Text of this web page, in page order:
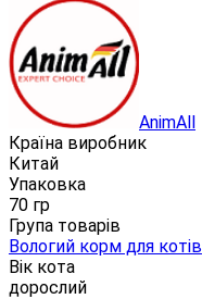
AnimAll
Країна виробник
Китай
Упаковка
70 гр
Група товарів
Вологий корм для котів
Вік кота
дорослий